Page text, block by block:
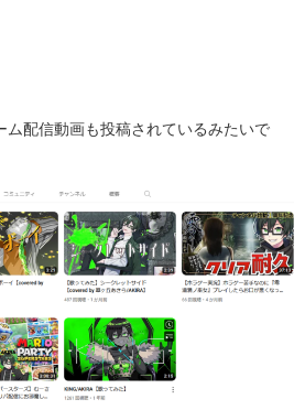
ム配信動画も投稿されているみたいで